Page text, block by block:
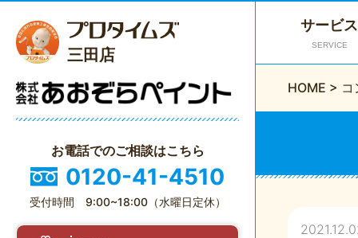
三田店
お電話でのご相談はこちら
0120-41-4510
受付時間 9:00~18:00（水曜日定休）
サービス
SERVICE
HOME >